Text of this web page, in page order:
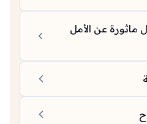
ماثورة عن الأمل